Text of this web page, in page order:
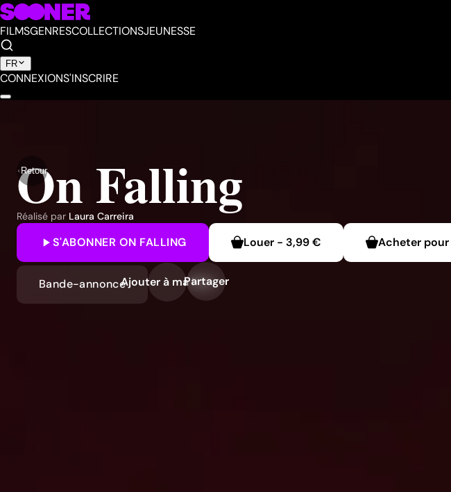
FILMSGENRESCOLLECTIONSJEUNESSE
FR
CONNEXIONS'INSCRIRE
Retour
On Falling
Réalisé par Laura Carreira
S'ABONNER ON FALLING Louer- 3,99 € Acheter pour
Bande-annonceAjouter à ma liste
Partager